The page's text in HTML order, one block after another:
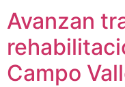
Avanzan
Campo